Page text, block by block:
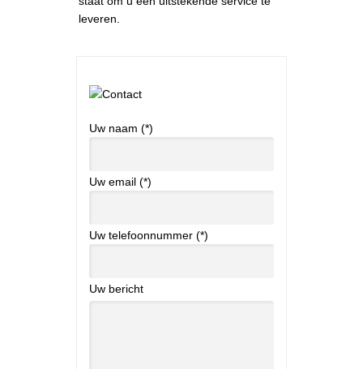
leveren.
Uw naam (*)
Uw email (*)
Uw telefoonnummer (*)
Uw bericht